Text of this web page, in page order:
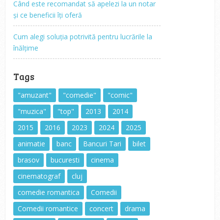
Când este recomandat să apelezi la un notar
și ce beneficii îți oferă
Cum alegi soluția potrivită pentru lucrările la
înălțime
Tags
"amuzant" "comedie"
"comic"
"muzica"
"top" 2013
2014
2015
2016 2023 2024
2025
animatie
banc Bancuri Tari
bilet
brasov
bucuresti
cinema
cinematograf
cluj
comedie romantica
Comedii
Comedii romantice
concert
drama